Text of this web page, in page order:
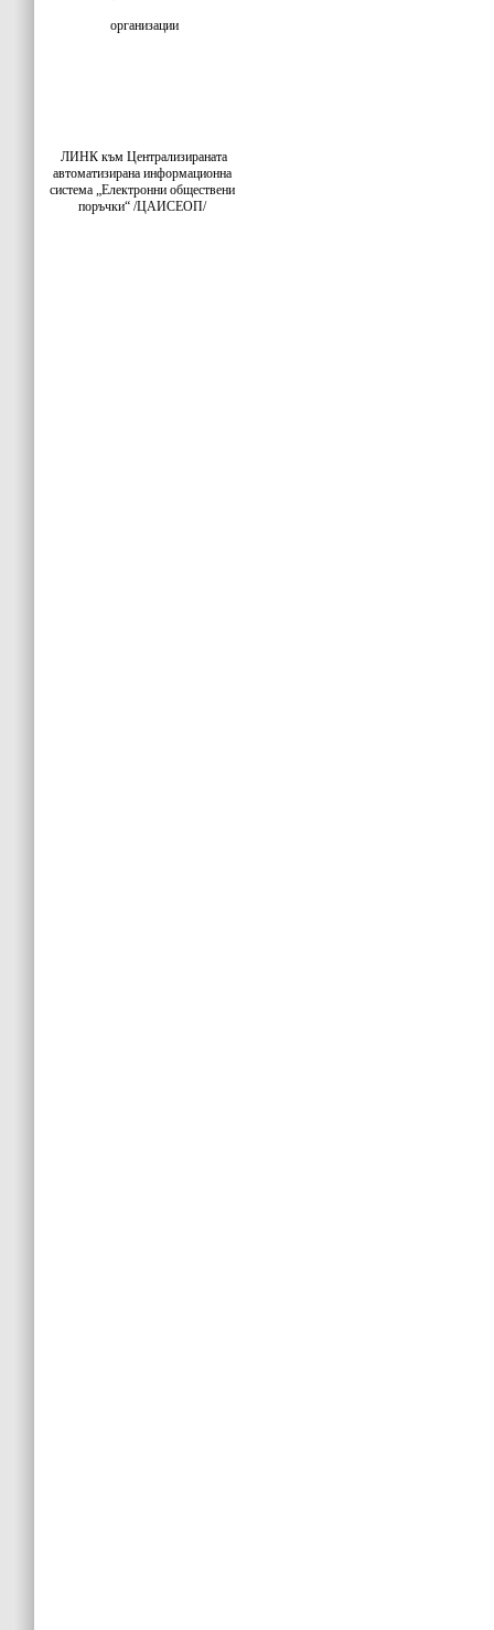
организации
ЛИНК към Централизираната
автоматизирана информационна
система „Електронни обществени
поръчки“ /ЦАИСЕОП/